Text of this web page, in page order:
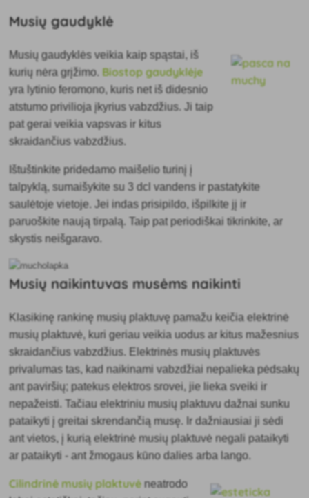
Musių gaudyklė
Musių gaudyklės veikia kaip spąstai, iš
kurių nėra grįžimo. Biostop gaudyklėje
yra lytinio feromono, kuris net iš didesnio
atstumo privilioja įkyrius vabzdžius. Ji taip
pat gerai veikia vapsvas ir kitus
skraidančius vabzdžius.
Ištuštinkite pridedamo maišelio turinį į
talpyklą, sumaišykite su 3 dcl vandens ir pastatykite
saulėtoje vietoje. Jei indas prisipildo, išpilkite jį ir
paruoškite naują tirpalą. Taip pat periodiškai tikrinkite, ar
skystis neišgaravo.
Musių naikintuvas musėms naikinti
Klasikinę rankinę musių plaktuvę pamažu keičia elektrinė
musių plaktuvė, kuri geriau veikia uodus ar kitus mažesnius
skraidančius vabzdžius. Elektrinės musių plaktuvės
privalumas tas, kad naikinami vabzdžiai nepalieka pėdsakų
ant paviršių; patekus elektros srovei, jie lieka sveiki ir
nepažeisti. Tačiau elektriniu musių plaktuvu dažnai sunku
pataikyti į greitai skrendančią musę. Ir dažniausiai ji sėdi
ant vietos, į kurią elektrinė musių plaktuvė negali pataikyti
ar pataikyti - ant žmogaus kūno dalies arba lango.
Cilindrinė musių plaktuvė neatrodo